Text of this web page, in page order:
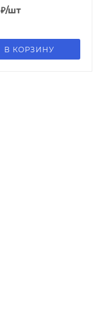
₽/шт
В КОРЗИНУ